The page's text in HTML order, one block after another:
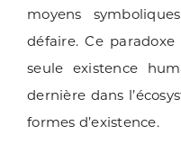
moyens
défaire. Ce
seule existence
dernière dans
formes d’existence.